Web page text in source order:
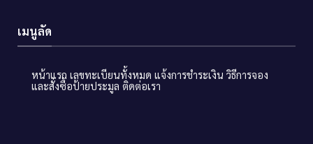
เมนูลัด
หน้าแรก เลขทะเบียนทั้งหมด แจ้งการชำระเงิน วิธีการจอง
และสั่งซื้อป้ายประมูล ติดต่อเรา